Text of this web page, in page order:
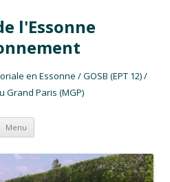
l'Essonne
en Essonne / GOSB (EPT 12) /
Grand Paris (MGP)
Menu Aller au contenu